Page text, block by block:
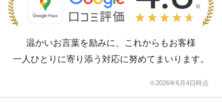
温かいお言葉を励みに、これからもお客様
一人ひとりに寄り添う対応に努めてまいります。
※2026年6月4日時点